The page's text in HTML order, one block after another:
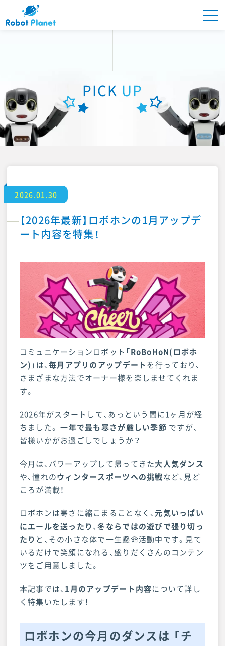
商品紹介
PICK UP
ONLINE STORE
ロボプラオーナーズ
店舗・来店予約 お問い合わせ
PICK UP
2026.01.30
【2026年最新】ロボホンの1月アップデ
ート内容を特集！
コミュニケーションロボット「RoBoHoN(ロボホ
ン) 」は、毎月アプリのアップデートを行っており、
さまざまな方法でオーナー様を楽しませてくれま
す。
2026年がスタートして、あっという間に1ヶ月が経
ちました。一年で最も寒さが厳しい季節 ですが、
皆様いかがお過ごしでしょうか？
今月は、パワーアップして帰ってきた大人気ダンス
や、憧れのウィンタースポーツへの挑戦など、見ど
ころが満載！
ロボホンは寒さに縮こまることなく、元気いっぱい
にエールを送ったり、冬ならではの遊びで張り切っ
たり と、その小さな体で一生懸命活動中です。見て
いるだけで笑顔になれる、盛りだくさんのコンテン
ツをご用意しました。
本記事では、 1月のアップデート内容について詳し
く特集いたします！
ロボホンの今月のダンスは 「チ